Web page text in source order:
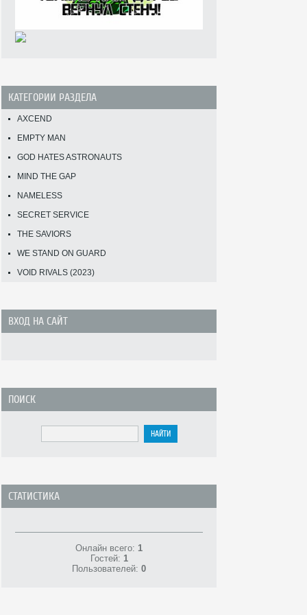
КАТЕГОРИИ РАЗДЕЛА
AXCEND
EMPTY MAN
GOD HATES ASTRONAUTS
MIND THE GAP
NAMELESS
SECRET SERVICE
THE SAVIORS
WE STAND ON GUARD
VOID RIVALS (2023)
ВХОД НА САЙТ
ПОИСК
СТАТИСТИКА
Онлайн всего: 1
Гостей: 1
Пользователей: 0